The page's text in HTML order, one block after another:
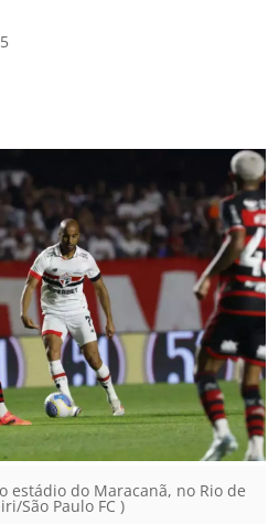
estádio do Maracanã, no Rio de
São Paulo FC )